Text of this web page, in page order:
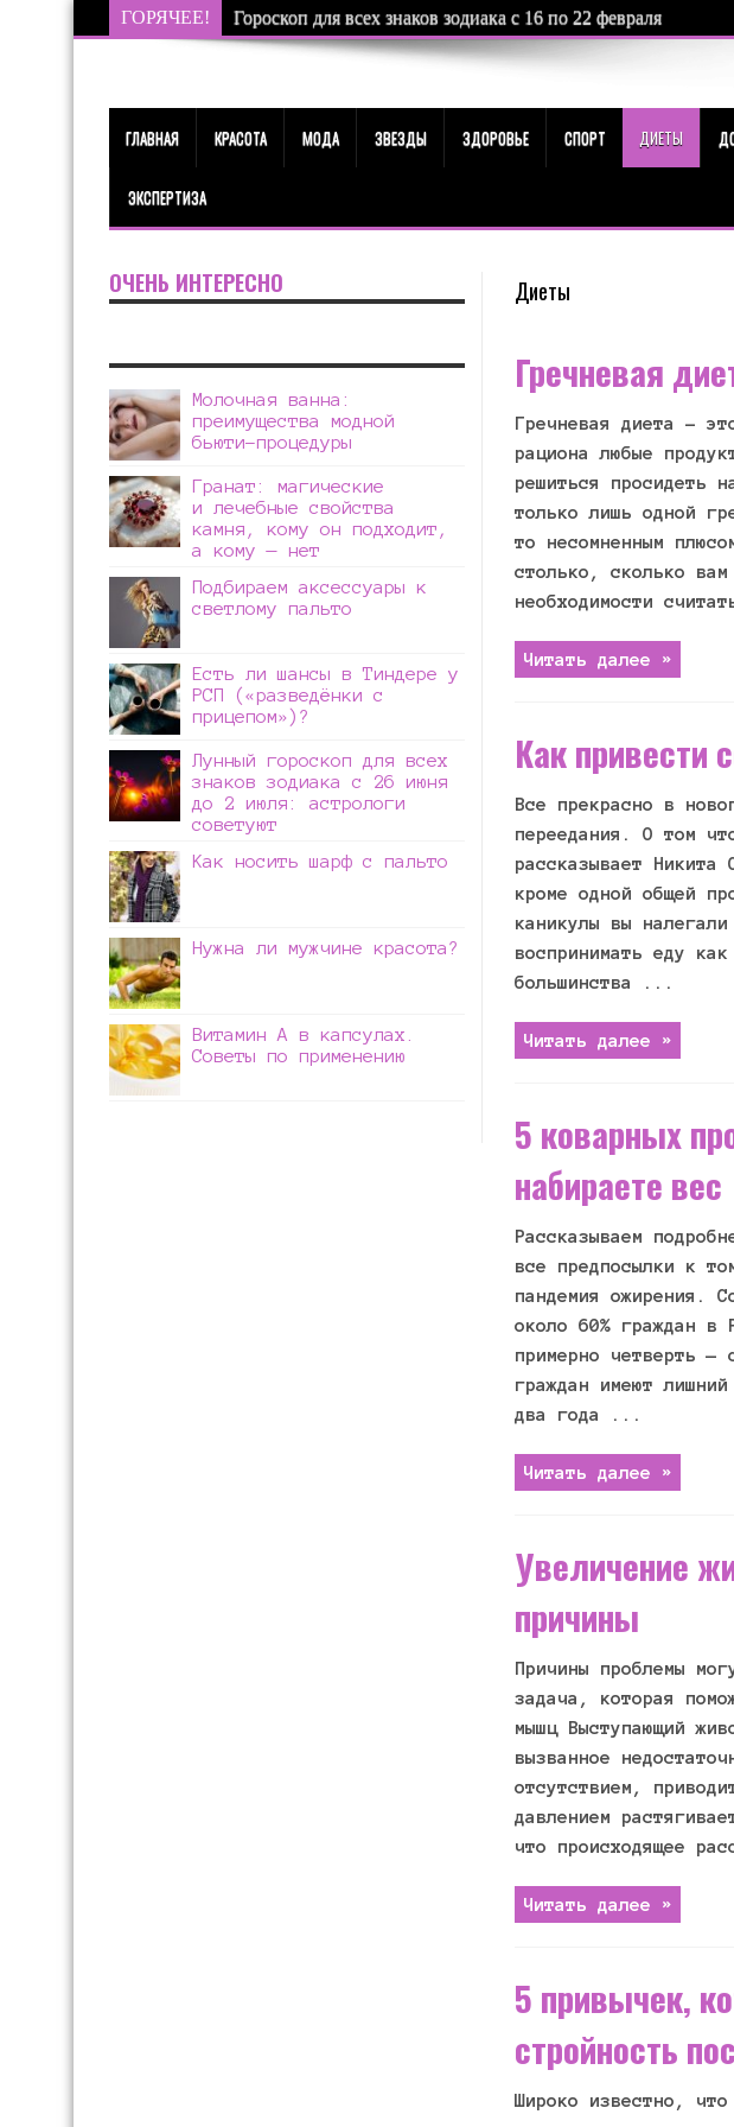
ГОРЯЧЕЕ! Гороскоп для всех знаков зодиака с 16 по 22 февраля
ГЛАВНАЯ КРАСОТА МОДА ЗВЕЗДЫ ЗДОРОВЬЕ СПОРТ ДИЕТЫ
ЭКСПЕРТИЗА
Диеты
Гречневая
Гречневая диета –
рациона любые
решиться просидеть
только лишь одной
то несомненным
столько, сколько
необходимости
Читать далее »
Как привести
Все прекрасно в
переедания. О том
рассказывает Никита
кроме одной общей
каникулы вы
воспринимать еду
большинства ...
Читать далее »
5 коварных
набираете вес
Рассказываем
все предпосылки к
пандемия ожирения.
около 60% граждан в
примерно четверть —
граждан имеют
два года ...
Читать далее »
Увеличение
причины
Причины проблемы
задача, которая
мышц Выступающий
вызванное
отсутствием,
давлением
что происходящее
Читать далее »
5 привычек,
стройность
Широко известно,
ОЧЕНЬ ИНТЕРЕСНО
Молочная ванна:
преимущества модной
бьюти-процедуры
Гранат: магические
и лечебные свойства
камня, кому он подходит,
а кому — нет
Подбираем аксессуары к
светлому пальто
Есть ли шансы в Тиндере у
РСП («разведёнки с
прицепом»)?
Лунный гороскоп для всех
знаков зодиака с 26 июня
до 2 июля: астрологи
советуют
Как носить шарф с пальто
Нужна ли мужчине красота?
Витамин А в капсулах.
Советы по применению